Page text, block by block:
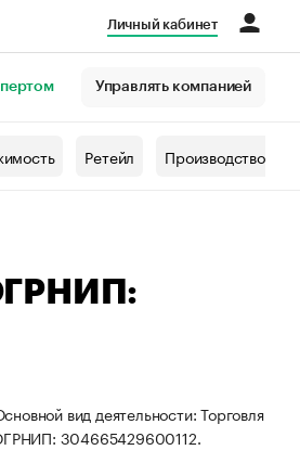
Личный кабинет
Управлять компанией
Ретейл Производство
вид деятельности: Торговля
304665429600112.